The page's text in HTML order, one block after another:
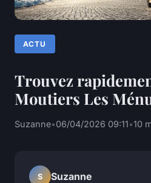
ACTU
Trouvez
Moutiers Les
Suzanne•06/04/2026 09:11•10
S Suzanne